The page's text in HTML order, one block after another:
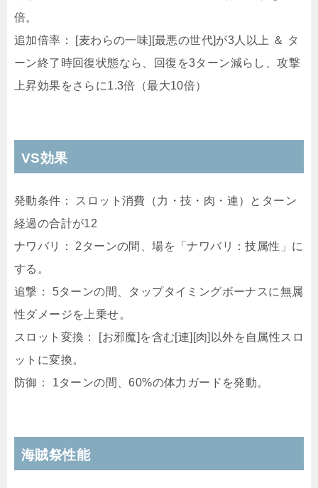
倍。
追加倍率： [麦わらの一味][最悪の世代]が3人以上 ＆ タ
ーン終了時回復状態なら、回復を3ターン減らし、攻撃
上昇効果をさらに1.3倍（最大10倍）
VS効果
発動条件： スロット消費（力・技・肉・連）とターン
経過の合計が12
ナワバリ： 2ターンの間、場を「ナワバリ：技属性」に
する。
追撃： 5ターンの間、タップタイミングボーナスに無属
性ダメージを上乗せ。
スロット変換： [お邪魔]を含む[連][肉]以外を自属性スロ
ットに変換。
防御： 1ターンの間、60%の体力ガードを発動。
海賊祭性能